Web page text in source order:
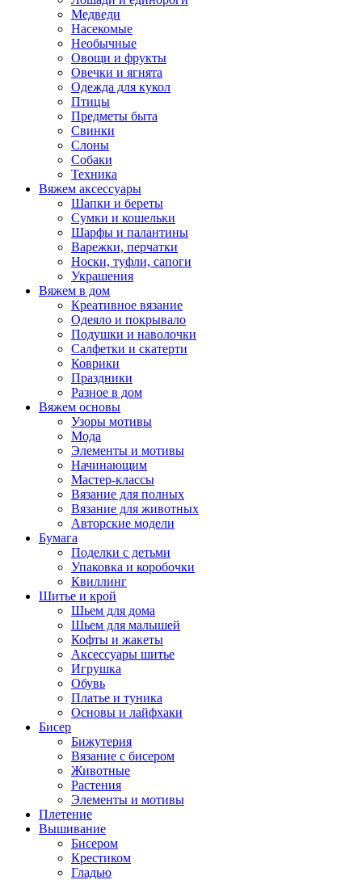
Медведи
Насекомые
Необычные
Овощи и фрукты
Овечки и ягнята
Одежда для кукол
Птицы
Предметы быта
Свинки
Слоны
Собаки
Техника
Вяжем аксессуары
Шапки и береты
Сумки и кошельки
Шарфы и палантины
Варежки, перчатки
Носки, туфли, сапоги
Украшения
Вяжем в дом
Креативное вязание
Одеяло и покрывало
Подушки и наволочки
Салфетки и скатерти
Коврики
Праздники
Разное в дом
Вяжем основы
Узоры мотивы
Мода
Элементы и мотивы
Начинающим
Мастер-классы
Вязание для полных
Вязание для животных
Авторские модели
Бумага
Поделки с детьми
Упаковка и коробочки
Квиллинг
Шитье и крой
Шьем для дома
Шьем для малышей
Кофты и жакеты
Аксессуары шитье
Игрушка
Обувь
Платье и туника
Основы и лайфхаки
Бисер
Бижутерия
Вязание с бисером
Животные
Растения
Элементы и мотивы
Плетение
Вышивание
Бисером
Крестиком
Гладью